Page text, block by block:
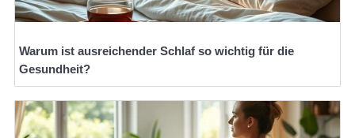
Warum ist ausreichender Schlaf so wichtig für die
Gesundheit?